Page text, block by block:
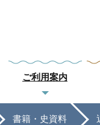
ご利用案内
書籍・史資料